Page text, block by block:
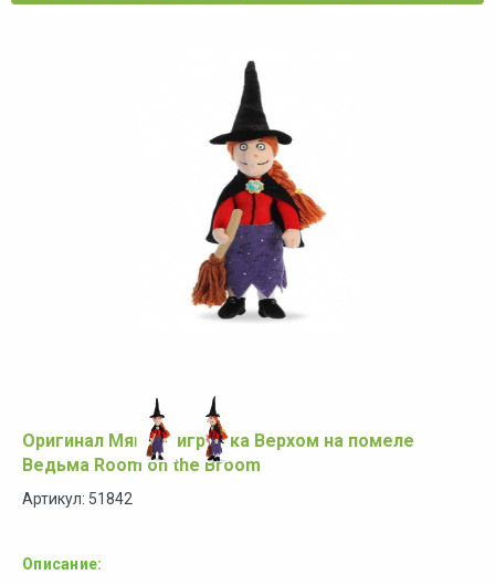
Оригинал Мягкая игрушка Верхом на помеле
Ведьма Room on the Broom
Артикул: 51842
Описание: